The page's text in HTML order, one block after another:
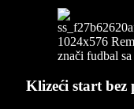
Klizeći start bez